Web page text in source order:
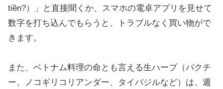
tiền?）」と直接聞くか、スマホの電卓アプリを見せて
数字を打ち込んでもらうと、トラブルなく買い物がで
きます。
また、ベトナム料理の命とも言える生ハーブ（パクチ
ー、ノコギリコリアンダー、タイバジルなど）は、週